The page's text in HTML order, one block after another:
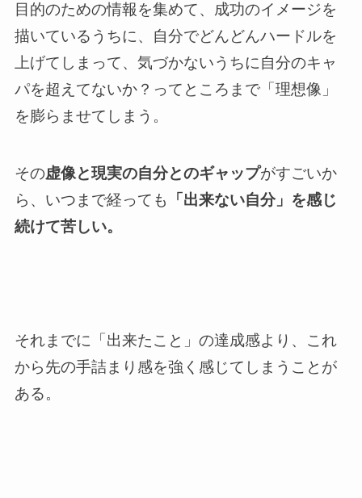
目的のための情報を集めて、成功のイメージを
描いているうちに、自分でどんどんハードルを
上げてしまって、気づかないうちに自分のキャ
パを超えてないか？ってところまで「理想像」
を膨らませてしまう。
その虚像と現実の自分とのギャップがすごいか
ら、いつまで経っても
「出来ない自分」を感じ
続けて苦しい。
それまでに「出来たこと」の達成感より、これ
から先の手詰まり感を強く感じてしまうことが
ある。